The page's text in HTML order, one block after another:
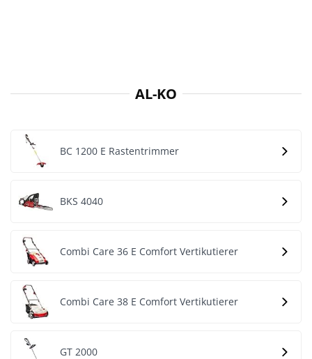
AL-KO
BC 1200 E Rastentrimmer
BKS 4040
Combi Care 36 E Comfort Vertikutierer
Combi Care 38 E Comfort Vertikutierer
GT 2000